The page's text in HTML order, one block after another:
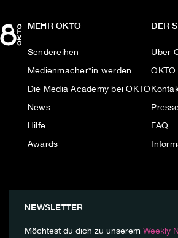
MEHR OKTO
Sendereihen
Medienmacher*in werden
Die Media Academy bei OKTO
News
Hilfe
Awards
DER
Über
FAQ
NEWSLETTER
Möchtest du dich zu unserem Weekly